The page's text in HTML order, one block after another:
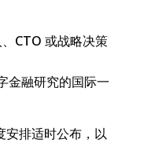
CTO 或战略决策
金融研究的国际一
排适时公布，以